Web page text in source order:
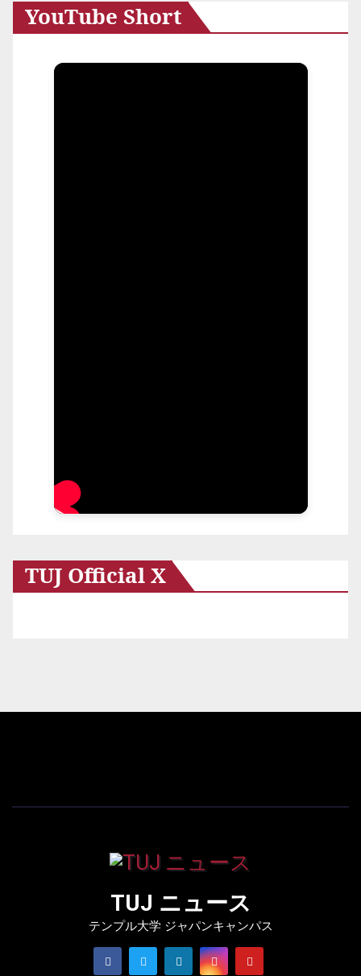
YouTube Short
TUJ Official X
TUJ ニュース
テンプル大学 ジャパンキャンパス